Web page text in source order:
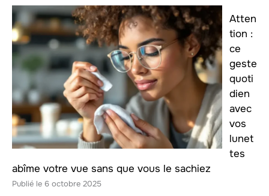
Atten
tion :
ce
geste
quoti
dien
avec
vos
lunet
tes
abîme votre vue sans que vous le sachiez
6 octobre 2025